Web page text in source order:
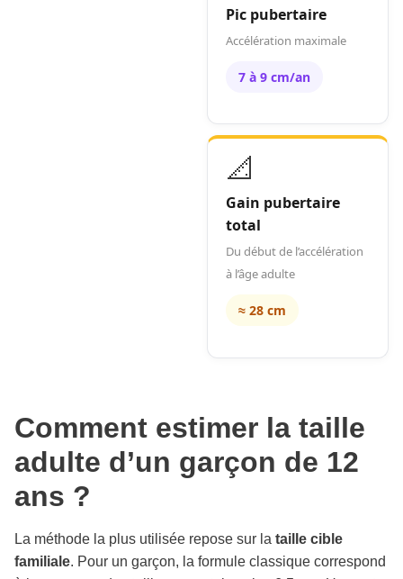
Pic pubertaire
Accélération maximale
7 à 9 cm/an
📐
Gain pubertaire
total
Du début de l’accélération
à l’âge adulte
≈ 28 cm
Comment estimer la taille
adulte d’un garçon de 12
ans ?
La méthode la plus utilisée repose sur la taille cible
familiale. Pour un garçon, la formule classique correspond